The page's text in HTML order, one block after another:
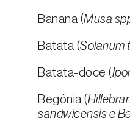
Banana (Musa
Batata (Solanum
Batata-doce (
Begónia (
sandwicensis e